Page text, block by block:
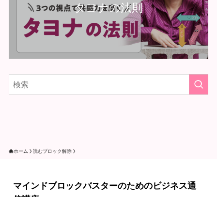
タヨナの法則
ホーム 読むブロック解除
マインドブロックバスターのためのビジネス通